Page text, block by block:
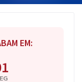
EM: